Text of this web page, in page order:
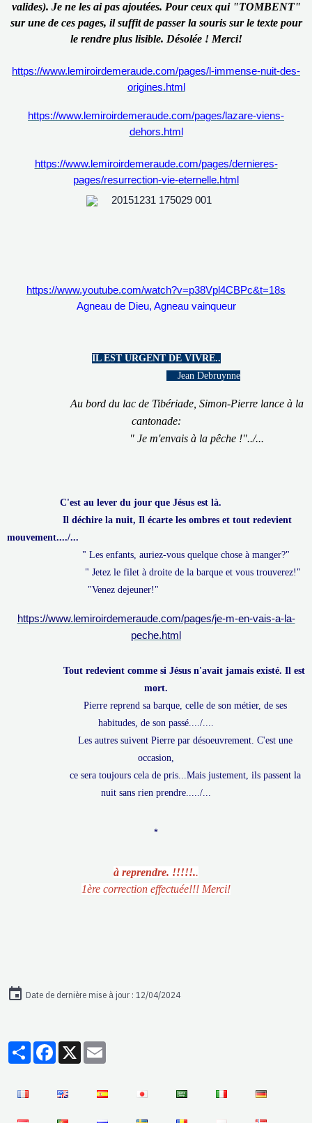
valides). Je ne les ai pas ajoutées. Pour ceux qui "TOMBENT"
sur une de ces pages, il suffit de passer la souris sur le texte pour
le rendre plus lisible. Désolée ! Merci!
https://www.lemiroirdemeraude.com/pages/l-immense-nuit-des-
origines.html
https://www.lemiroirdemeraude.com/pages/lazare-viens-
dehors.html
https://www.lemiroirdemeraude.com/pages/dernieres-
pages/resurrection-vie-eternelle.html
https://www.youtube.com/watch?v=p38Vpl4CBPc&t=18s
Agneau de Dieu, Agneau vainqueur
IL EST URGENT DE VIVRE..
Jean Debruynne
Au bord du lac de Tibériade, Simon-Pierre lance à la
cantonade:
" Je m'envais à la pêche !"../...
C'est au lever du jour que Jésus est là.
Il déchire la nuit, Il écarte les ombres et tout redevient
mouvement..../...
" Les enfants, auriez-vous quelque chose à manger?"
" Jetez le filet à droite de la barque et vous trouverez!"
"Venez dejeuner!"
https://www.lemiroirdemeraude.com/pages/je-m-en-vais-a-la-
peche.html
Tout redevient comme si Jésus n'avait jamais existé. Il est
mort.
Pierre reprend sa barque, celle de son métier, de ses
habitudes, de son passé..../....
Les autres suivent Pierre par désoeuvrement. C'est une
occasion,
ce sera toujours cela de pris...Mais justement, ils passent la
nuit sans rien prendre...../...
*
à reprendre. !!!!!..
1ère correction effectuée!!! Merci!
Date de dernière mise à jour : 12/04/2024
PartagerFacebook
X